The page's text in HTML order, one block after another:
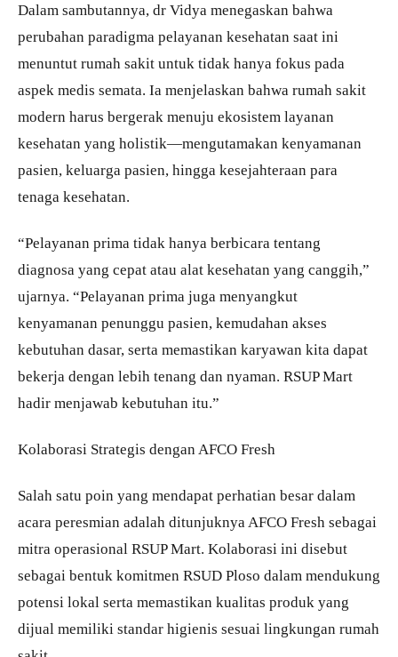
Dalam sambutannya, dr Vidya menegaskan bahwa
perubahan paradigma pelayanan kesehatan saat ini
menuntut rumah sakit untuk tidak hanya fokus pada
aspek medis semata. Ia menjelaskan bahwa rumah sakit
modern harus bergerak menuju ekosistem layanan
kesehatan yang holistik—mengutamakan kenyamanan
pasien, keluarga pasien, hingga kesejahteraan para
tenaga kesehatan.
“Pelayanan prima tidak hanya berbicara tentang
diagnosa yang cepat atau alat kesehatan yang canggih,”
ujarnya. “Pelayanan prima juga menyangkut
kenyamanan penunggu pasien, kemudahan akses
kebutuhan dasar, serta memastikan karyawan kita dapat
bekerja dengan lebih tenang dan nyaman. RSUP Mart
hadir menjawab kebutuhan itu.”
Kolaborasi Strategis dengan AFCO Fresh
Salah satu poin yang mendapat perhatian besar dalam
acara peresmian adalah ditunjuknya AFCO Fresh sebagai
mitra operasional RSUP Mart. Kolaborasi ini disebut
sebagai bentuk komitmen RSUD Ploso dalam mendukung
potensi lokal serta memastikan kualitas produk yang
dijual memiliki standar higienis sesuai lingkungan rumah